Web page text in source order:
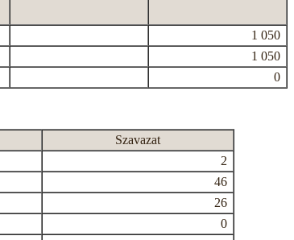
1 050
1 050
0
Szavazat
2
46
26
0